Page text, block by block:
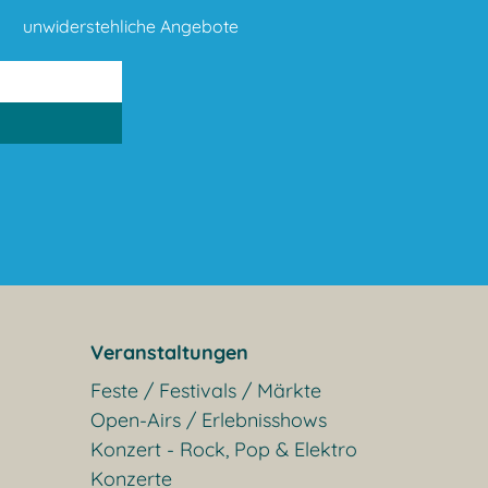
unwiderstehliche Angebote
Veranstaltungen
Feste / Festivals / Märkte
Open-Airs / Erlebnisshows
Konzert - Rock, Pop & Elektro
Konzerte